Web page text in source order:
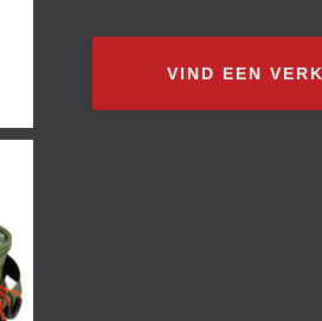
VIND EEN